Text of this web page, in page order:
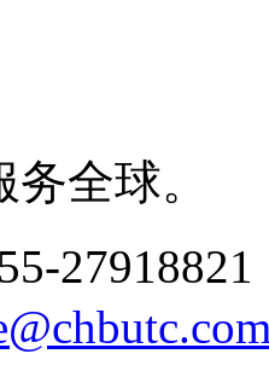
全球。
27918821